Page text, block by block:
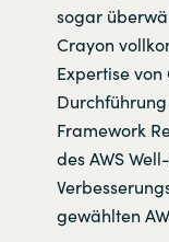
sogar
Crayon
Expertise
Framework
des AWS
gewählten